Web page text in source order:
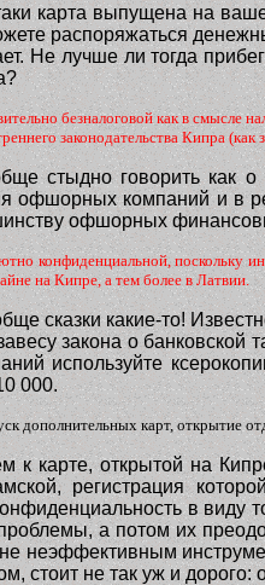
карта выпущена на
распоряжаться
Не лучше ли тогда
безналоговой как в смысле
законодательства Кипра
стыдно говорить как
офшорных компаний и в
офшорных
конфиденциальной, поскольку
на Кипре, а тем более в Латвии.
сказки какие-то!
закона о
используйте
000.
дополнительных карт, открытие
к карте, открытой на
регистрация
в виду
а потом их
неэффективным
стоит не так уж и дорого: